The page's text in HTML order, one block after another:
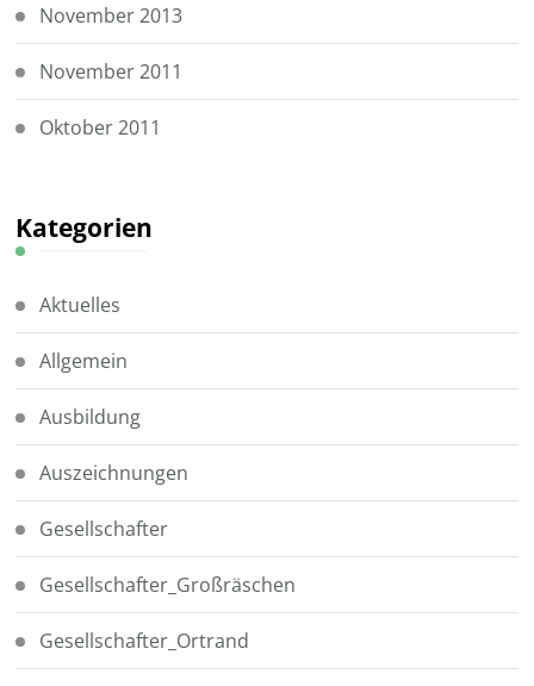
November 2013
November 2011
Oktober 2011
Kategorien
Aktuelles
Allgemein
Ausbildung
Auszeichnungen
Gesellschafter
Gesellschafter_Großräschen
Gesellschafter_Ortrand